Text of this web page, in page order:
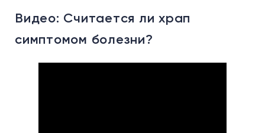
Видео: Считается ли храп
симптомом болезни?